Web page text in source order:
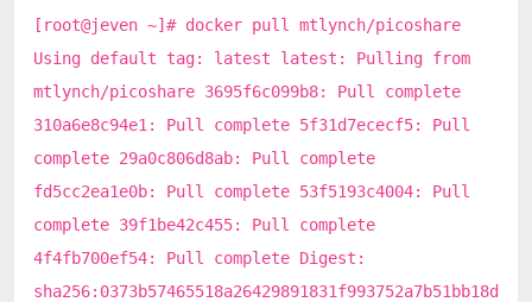
[root@jeven ~]# docker pull mtlynch/picoshare
Using default tag: latest latest: Pulling from
mtlynch/picoshare 3695f6c099b8: Pull complete
310a6e8c94e1: Pull complete 5f31d7ececf5: Pull
complete 29a0c806d8ab: Pull complete
fd5cc2ea1e0b: Pull complete 53f5193c4004: Pull
complete 39f1be42c455: Pull complete
4f4fb700ef54: Pull complete Digest:
sha256:0373b57465518a26429891831f993752a7b51bb18d